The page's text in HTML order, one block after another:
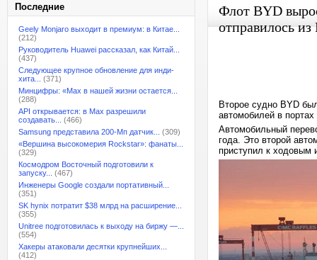
Последние
Geely Monjaro выходит в премиум: в Китае...
(212)
Руководитель Huawei рассказал, как Китай...
(437)
Следующее крупное обновление для инди-
хита...
(371)
Минцифры: «Max в нашей жизни остается...
(288)
API открывается: в Max разрешили
создавать...
(466)
Samsung представила 200-Мп датчик...
(309)
«Вершина высокомерия Rockstar»: фанаты...
(329)
Космодром Восточный подготовили к
запуску...
(467)
Инженеры Google создали портативный...
(351)
SK hynix потратит $38 млрд на расширение...
(355)
Unitree подготовилась к выходу на биржу —...
(554)
Хакеры атаковали десятки крупнейших...
(412)
Флот BYD
отправилось
Второе судно BYD
автомобилей в
Автомобильный
года. Это второй
приступил к ходовым